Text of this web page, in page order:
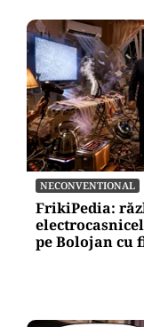
NECONVENTIONAL
FrikiPedia:
pe Bolojan cu